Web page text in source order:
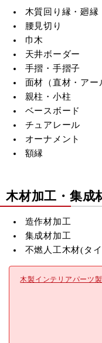
木質回り縁・廻縁
腰見切り
巾木
天井ボーダー
手摺・手摺子
面材（直材・アー
親柱・小柱
ベースボード
チュアレール
オーナメント
額縁
木材加工・集成
造作材加工
集成材加工
不燃人工木材(タ
木製インテリアパーツ